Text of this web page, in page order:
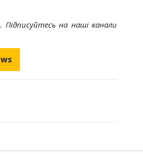
Підписуйтесь на наші канали